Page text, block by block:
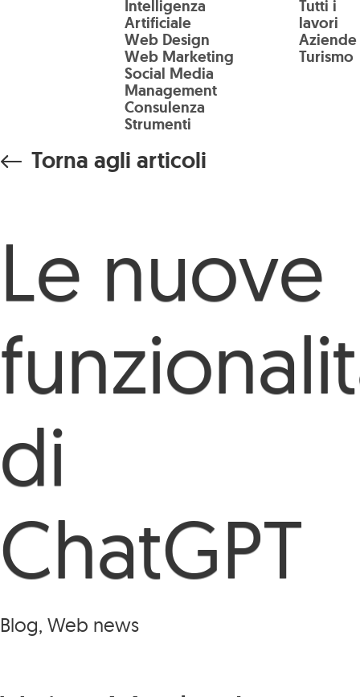
Salta al contenuto principaleIntelligenza
Artificiale
Web Design
Web Marketing
Social Media
Management
Consulenza
Strumenti
Tutti i
lavori
Aziende
Turismo
Torna agli articoli
Le nuove
di
ChatGPT
Blog, Web news